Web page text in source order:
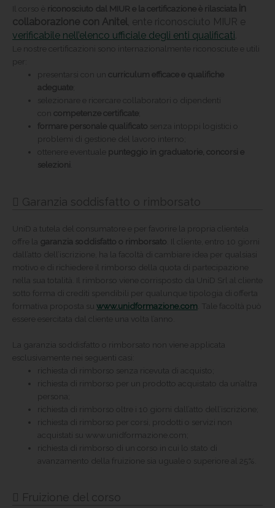
Il corso è riconosciuto dal MIUR e la certificazione è rilasciata in
collaborazione con Anitel, ente riconosciuto MIUR e
verificabile nell’elenco ufficiale degli enti qualificati.
Le nostre certificazioni sono internazionalmente riconosciute e utili
per:
presentarsi con uncurriculum efficace e qualifiche
adeguate
selezionare e ricercare collaboratori o dipendenti
concompetenze certificate
formare personale qualificato senza intoppi logistici o
problemi di gestione del lavoro interno;
ottenere eventuale punteggio in graduatorie, concorsi e
selezioni
Garanzia soddisfatto o rimborsato
UniD a tutela del consumatore e per favorire la propria clientela
offre la garanzia soddisfatto o rimborsato . Il cliente, entro 10 giorni
dall’atto dell’iscrizione, ha la facoltà di cambiare idea per qualsiasi
motivo e di richiedere il rimborso della quota di partecipazione
nella sua totalità. Il rimborso viene corrisposto da UniD Srl al cliente
sotto forma di crediti spendibili per qualunque tipologia di offerta
formativa proposta su www.unidformazione.com . Tale facoltà può
essere esercitata dal cliente una volta l’anno.
La garanzia soddisfatto o rimborsato non viene applicata
esclusivamente nei seguenti casi:
richiesta di rimborso senza ricevuta di acquisto;
richiesta di rimborso per un prodotto acquistato da un’altra
persona;
richiesta di rimborso oltre i 10 giorni dall’atto dell’iscrizione;
richiesta di rimborso per corsi, prodotti o servizi non
acquistati su www.unidformazione.com;
richiesta di rimborso di un corso in cui lo stato di
avanzamento della fruizione sia uguale o superiore al 25%.
Fruizione del corso